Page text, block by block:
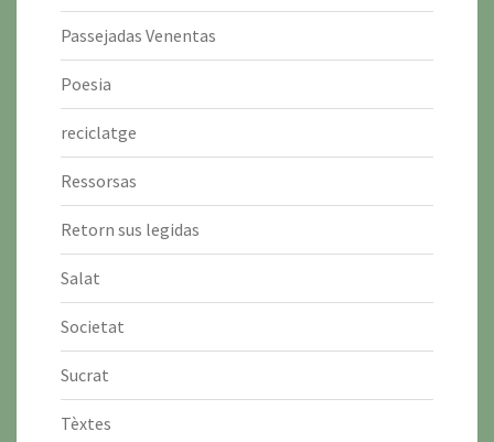
Passejadas Venentas
Poesia
reciclatge
Ressorsas
Retorn sus legidas
Salat
Societat
Sucrat
Tèxtes